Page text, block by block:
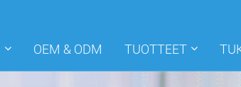
OEM & ODM TUOTTEET